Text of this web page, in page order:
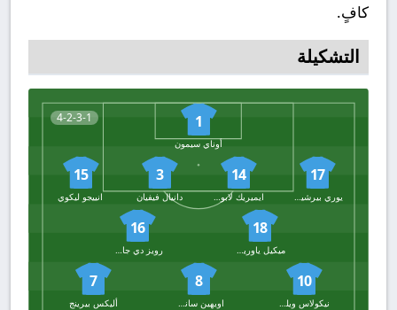
كافٍ.
التشكيلة
4-2-3-1 1
أوناي سيمون
17
يوري بيرشيش
14
ايميريك لابورت
3
دانيال فيفيان
15
انييجو ليكوي
18
ميكيل ياوريجيزار
16
رويز دي جالاريتا
10
نيكولاس ويليامز
8
اويهين سانسيت
7
أليكس بيرينج